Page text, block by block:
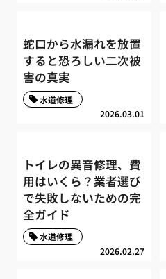
蛇口から水漏れを放置
すると恐ろしい二次被
害の真実
2026.03.01
水道修理
トイレの異音修理、費
用はいくら？業者選び
で失敗しないための完
全ガイド
2026.02.27
水道修理